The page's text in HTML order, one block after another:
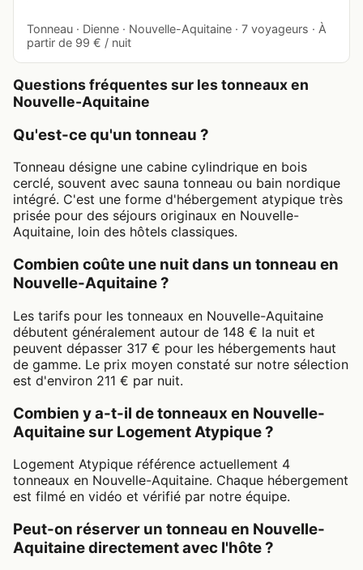
Tonneau · Dienne · Nouvelle-Aquitaine · 7 voyageurs · À
partir de 99 € / nuit
Questions fréquentes sur les tonneaux en
Nouvelle-Aquitaine
Qu'est-ce qu'un tonneau ?
Tonneau désigne une cabine cylindrique en bois
cerclé, souvent avec sauna tonneau ou bain nordique
intégré. C'est une forme d'hébergement atypique très
prisée pour des séjours originaux en Nouvelle-
Aquitaine, loin des hôtels classiques.
Combien coûte une nuit dans un tonneau en
Nouvelle-Aquitaine ?
Les tarifs pour les tonneaux en Nouvelle-Aquitaine
débutent généralement autour de 148 € la nuit et
peuvent dépasser 317 € pour les hébergements haut
de gamme. Le prix moyen constaté sur notre sélection
est d'environ 211 € par nuit.
Combien y a-t-il de tonneaux en Nouvelle-
Aquitaine sur Logement Atypique ?
Logement Atypique référence actuellement 4
tonneaux en Nouvelle-Aquitaine. Chaque hébergement
est filmé en vidéo et vérifié par notre équipe.
Peut-on réserver un tonneau en Nouvelle-
Aquitaine directement avec l'hôte ?